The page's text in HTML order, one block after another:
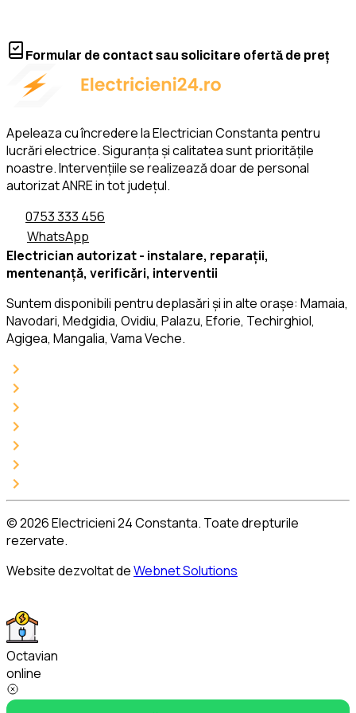
Formular de contact sau solicitare ofertă de preț
Apeleaza cu încredere la Electrician Constanta pentru
lucrări electrice. Siguranța și calitatea sunt prioritățile
noastre. Intervențiile se realizează doar de personal
autorizat ANRE in tot județul.
0753 333 456
WhatsApp
Electrician autorizat - instalare, reparații,
mentenanță, verificări, interventii
Suntem disponibili pentru deplasări și in alte orașe: Mamaia,
Navodari, Medgidia, Ovidiu, Palazu, Eforie, Techirghiol,
Agigea, Mangalia, Vama Veche.
©2026Electricieni 24 Constanta. Toate drepturile
rezervate.
Website dezvoltat deWebnet Solutions
Octavian
online